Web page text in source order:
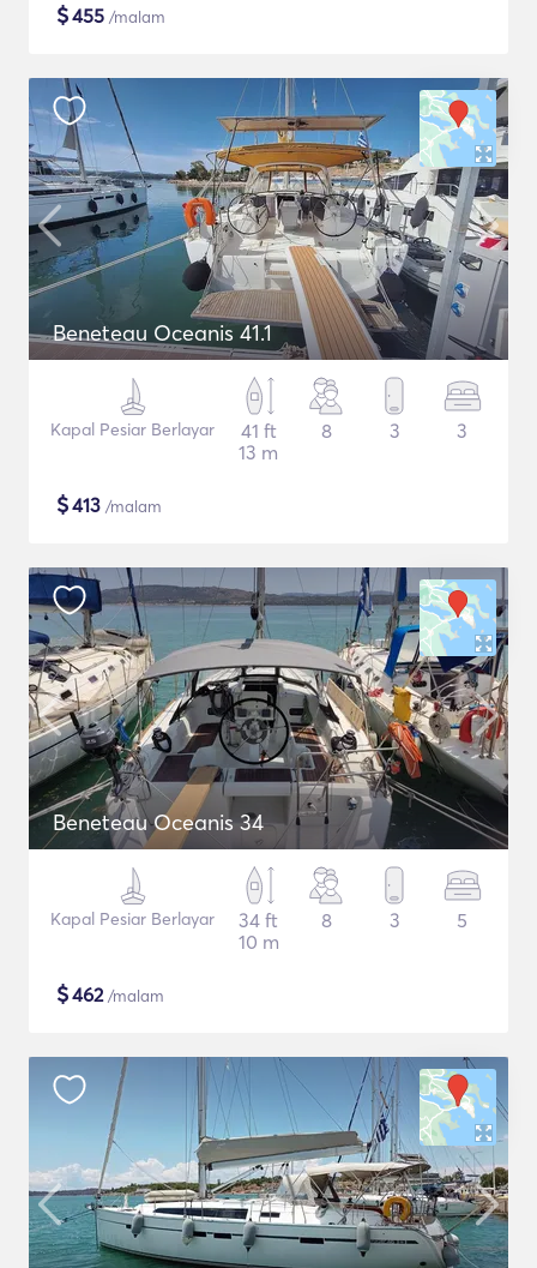
$455 /malam
Beneteau Oceanis 41.1
Kapal Pesiar Berlayar
41 ft
13 m
8 3 3
$413 /malam
Beneteau Oceanis 34
Kapal Pesiar Berlayar
34 ft
10 m
8 3 5
$462/malam